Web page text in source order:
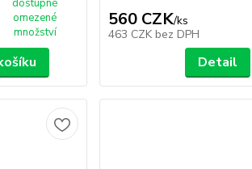
dostupné
omezené
množství
560 CZK/ks
463 CZK bez DPH
Detail